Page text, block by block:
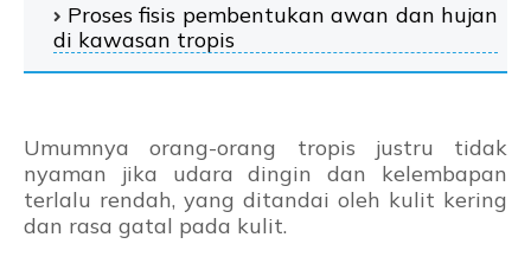
Proses fisis pembentukan awan dan hujan
di kawasan tropis
Umumnya orang-orang tropis justru tidak
nyaman jika udara dingin dan kelembapan
terlalu rendah, yang ditandai oleh kulit kering
dan rasa gatal pada kulit.